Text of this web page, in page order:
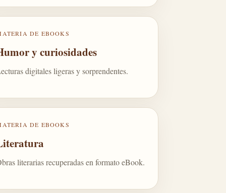
DE EBOOKS
y curiosidades
digitales ligeras y sorprendentes.
DE EBOOKS
literarias recuperadas en formato eBook.